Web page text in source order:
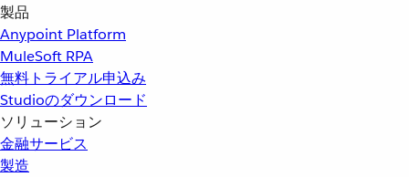
製品
Anypoint Platform
MuleSoft RPA
無料トライアル申込み
Studioのダウンロード
ソリューション
金融サービス
製造